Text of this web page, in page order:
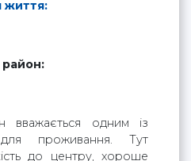
життя:
район:
вважається одним із
для проживання. Тут
до центру, хороше